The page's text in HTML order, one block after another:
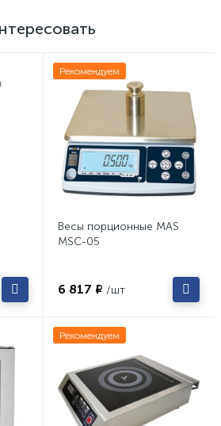
Рекомендуем
Весы порционные MAS
MSC-05
6 817 ₽ /шт
Рекомендуем